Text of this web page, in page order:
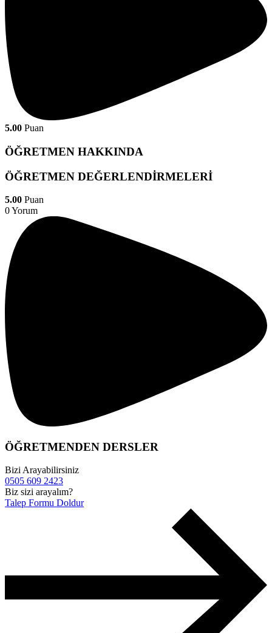
5.00 Puan
ÖĞRETMEN HAKKINDA
ÖĞRETMEN DEĞERLENDİRMELERİ
5.00 Puan
0 Yorum
ÖĞRETMENDEN DERSLER
Bizi Arayabilirsiniz
0505 609 2423
Biz sizi arayalım?
Talep Formu Doldur